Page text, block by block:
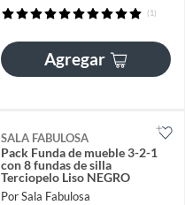
(1)
Agregar
SALA FABULOSA
Pack Funda de mueble 3-2-1
con 8 fundas de silla
Terciopelo Liso NEGRO
Por Sala Fabulosa